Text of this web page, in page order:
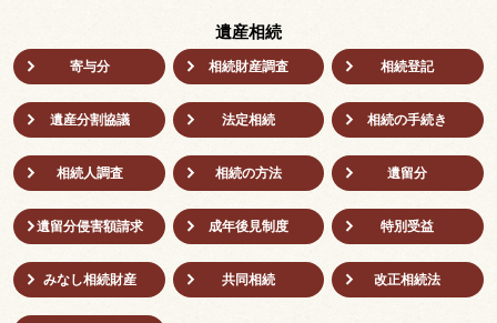
遺産相続
寄与分 相続財産調査 相続登記
遺産分割協議 法定相続 相続の⼿続き
相続人調査 相続の方法 遺留分
遺留分侵害額請求 成年後⾒制度 特別受益
みなし相続財産 共同相続 改正相続法